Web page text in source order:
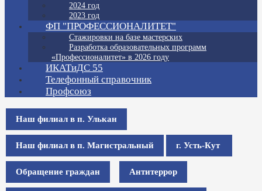
2024 год
2023 год
ФП "ПРОФЕССИОНАЛИТЕТ"
Стажировки на базе мастерских
Разработка образовательных программ
«Профессионалитет» в 2026 году
ИКАТиДС 55
Телефонный справочник
Профсоюз
Наш филиал в п. Улькан
Наш филиал в п. Магистральный г. Усть-Кут
Обращение граждан Антитеррор